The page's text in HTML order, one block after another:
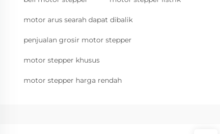
motor arus searah dapat dibalik
penjualan grosir motor stepper
motor stepper khusus
motor stepper harga rendah